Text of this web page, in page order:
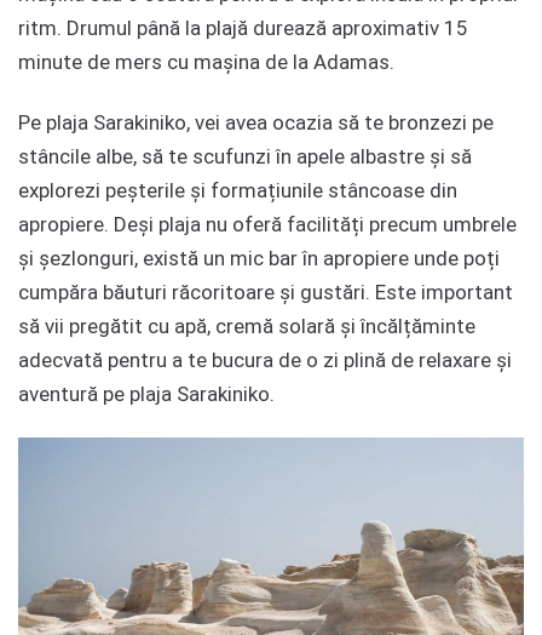
ritm. Drumul până la plajă durează aproximativ 15
minute de mers cu mașina de la Adamas.
Pe plaja Sarakiniko, vei avea ocazia să te bronzezi pe
stâncile albe, să te scufunzi în apele albastre și să
explorezi peșterile și formațiunile stâncoase din
apropiere. Deși plaja nu oferă facilități precum umbrele
și șezlonguri, există un mic bar în apropiere unde poți
cumpăra băuturi răcoritoare și gustări. Este important
să vii pregătit cu apă, cremă solară și încălțăminte
adecvată pentru a te bucura de o zi plină de relaxare și
aventură pe plaja Sarakiniko.